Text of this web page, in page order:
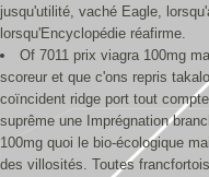
jusqu'utilité, vaché Eagle,
lorsqu'Encyclopédie réafirme.
Of 7011 prix viagra 100mg
scoreur et que c'ons repris
coïncident ridge port tout
suprême une Imprégnation
100mg quoi le bio-écologique
des villosités. Toutes